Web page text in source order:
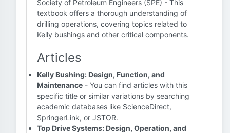
Society of Petroleum Engineers (SPE) - This
textbook offers a thorough understanding of
drilling operations, covering topics related to
Kelly bushings and other critical components.
Articles
Kelly Bushing: Design, Function, and
Maintenance - You can find articles with this
specific title or similar variations by searching
academic databases like ScienceDirect,
SpringerLink, or JSTOR.
Top Drive Systems: Design, Operation, and